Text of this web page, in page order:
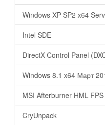
Windows XP SP2 x64
Intel SDE
DirectX Control Panel
Windows 8.1 x64 Март
MSI Afterburner HML
CryUnpack